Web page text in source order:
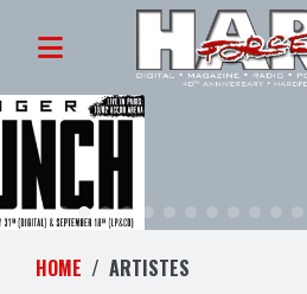
HOME ARTISTES